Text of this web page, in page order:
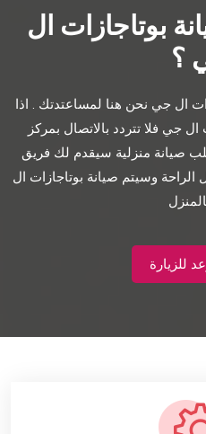
بوتاجازات ال
؟
ال جي نحن هنا لمساعتدتك . اذا
جي فلا تتردد بالاتصال بمركز
صيانة منزلية سيقدم لك فريق
وسيتم صيانة بوتاجازات ال
للزيارة